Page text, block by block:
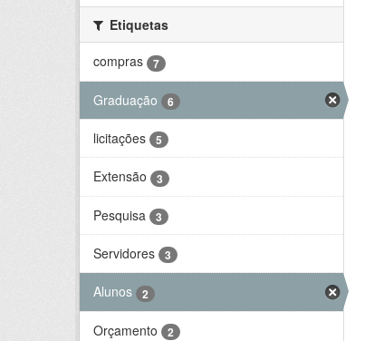
Etiquetas
compras
7
Graduação 6
licitações 5
Extensão 3
Pesquisa 3
Servidores 3
Alunos 2
Orçamento 2